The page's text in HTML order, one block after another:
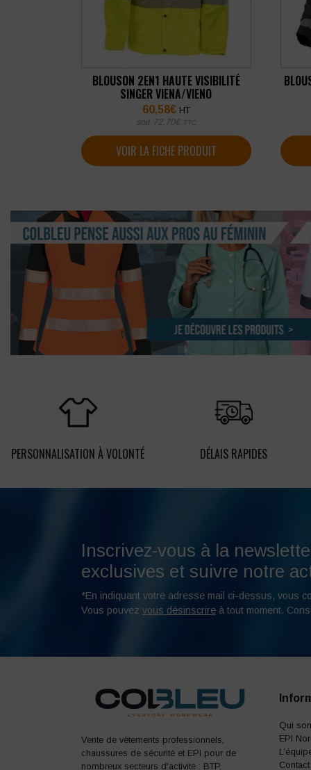
BLOUSON 2EN1 HAUTE VISIBILITÉ
SINGER VIENA/VIENO
60,58€ HT
soit 72,70€ TTC
VOIR LA FICHE PRODUIT
PERSONNALISATION À VOLONTÉ DÉLAIS RAPIDES
Inscrivez-vous à la
exclusives et suivre notre
*En indiquant votre adresse mail ci-dessus, vous
Vous pouvez vous désinscrire à tout moment.
Vente de vêtements professionnels,
chaussures de sécurité et EPI pour de
nombreux secteurs d'activité : BTP,
Qui
EPI
Contact